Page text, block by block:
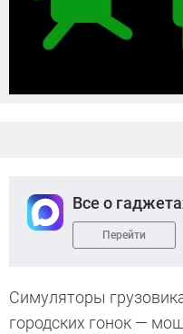
Все о
Перейти
Симуляторы
городских гонок —